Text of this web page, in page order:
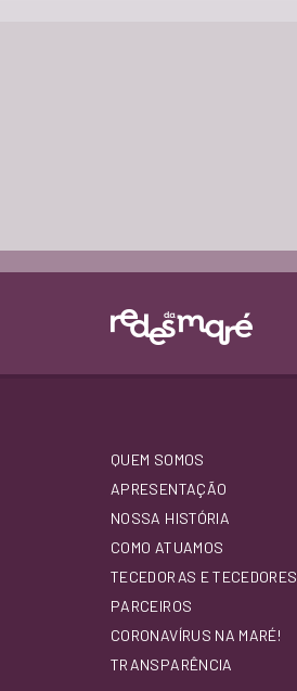
QUEM SOMOS
APRESENTAÇÃO
NOSSA HISTÓRIA
COMO ATUAMOS
TECEDORAS E TECEDORES
PARCEIROS
CORONAVÍRUS NA MARÉ!
TRANSPARÊNCIA